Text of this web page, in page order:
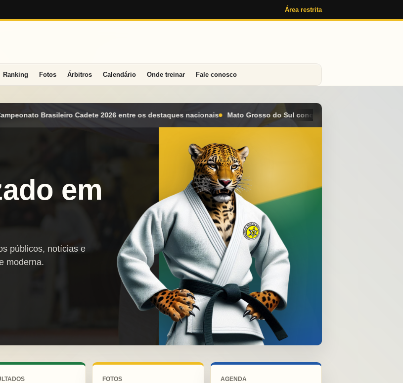
Área restrita
Ranking Fotos Árbitros Calendário Onde treinar Fale conosco
entre os destaques nacionais Mato Grosso do Sul conquista seis medalhas e alcança o 4º lugar geral no
em
públicos, notícias e
moderna.
FOTOS AGENDA